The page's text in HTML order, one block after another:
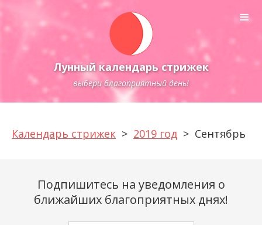
Лунный календарь стрижек
выбери благоприятный день!
Календарь стрижек > 2019 год > Сентябрь
Подпишитесь на уведомления о
ближайших благоприятных днях!